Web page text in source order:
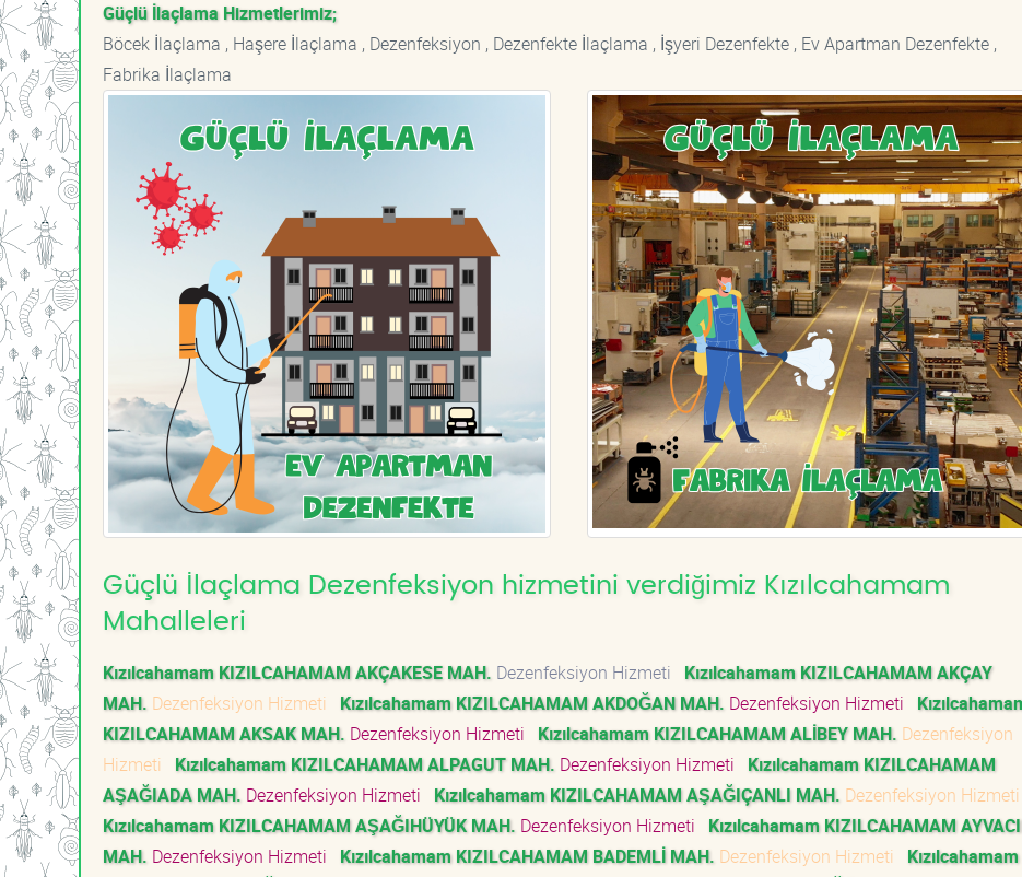
Güçlü İlaçlama Hizmetlerimiz;
Böcek İlaçlama , Haşere İlaçlama , Dezenfeksiyon , Dezenfekte İlaçlama , İşyeri Dezenfekte , Ev Apartman Dezenfekte ,
Fabrika İlaçlama
Güçlü İlaçlama Dezenfeksiyon hizmetini verdiğimiz Kızılcahamam
Mahalleleri
Kızılcahamam KIZILCAHAMAM AKÇAKESE MAH. Dezenfeksiyon Hizmeti
Kızılcahamam KIZILCAHAMAM AKÇAY
MAH. Dezenfeksiyon Hizmeti Kızılcahamam KIZILCAHAMAM AKDOĞAN MAH. Dezenfeksiyon Hizmeti
KIZILCAHAMAM AKSAK MAH. Dezenfeksiyon Hizmeti Kızılcahamam KIZILCAHAMAM ALİBEY MAH. Dezenfeksiyon
Hizmeti
Kızılcahamam KIZILCAHAMAM ALPAGUT MAH. Dezenfeksiyon Hizmeti
Kızılcahamam KIZILCAHAMAM
AŞAĞIADA MAH. Dezenfeksiyon Hizmeti Kızılcahamam KIZILCAHAMAM AŞAĞIÇANLI MAH. Dezenfeksiyon Hizmeti
Kızılcahamam KIZILCAHAMAM AŞAĞIHÜYÜK MAH. Dezenfeksiyon Hizmeti
Kızılcahamam KIZILCAHAMAM
MAH. Dezenfeksiyon Hizmeti Kızılcahamam KIZILCAHAMAM BADEMLİ MAH. Dezenfeksiyon Hizmeti
Kızılcahamam